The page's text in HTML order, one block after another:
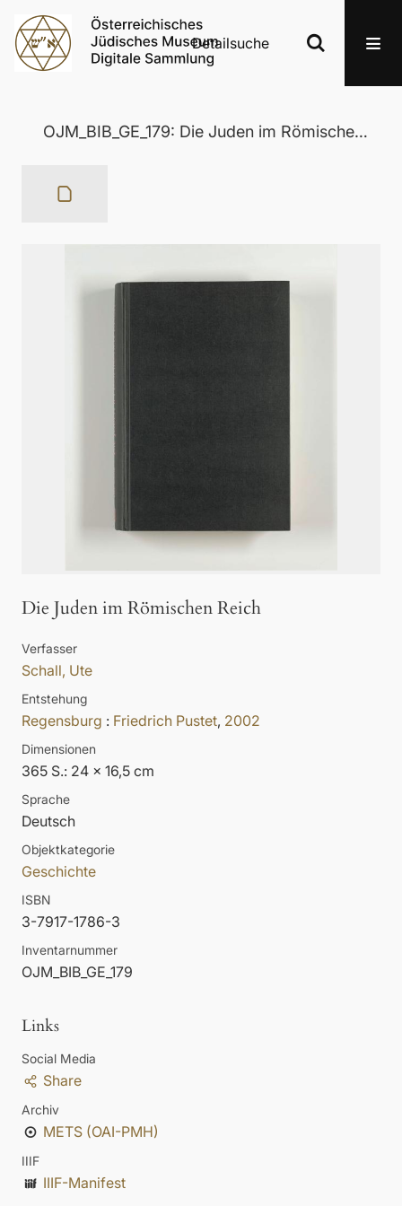
Detailsuche
OJM_BIB_GE_179: Die Juden im Römischen Reich
Die Juden im Römischen Reich
Verfasser
Schall, Ute
Entstehung
Regensburg : Friedrich Pustet, 2002
Dimensionen
365 S.: 24 x 16,5 cm
Sprache
Deutsch
Objektkategorie
Geschichte
ISBN
3-7917-1786-3
Inventarnummer
OJM_BIB_GE_179
Links
Social Media
Share
Archiv
METS (OAI-PMH)
IIIF
IIIF-Manifest